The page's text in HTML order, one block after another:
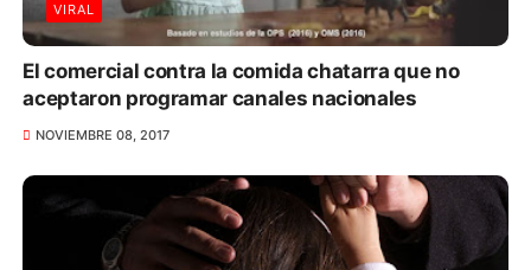
VIRAL
El comercial contra la comida chatarra que no
aceptaron programar canales nacionales
NOVIEMBRE 08, 2017